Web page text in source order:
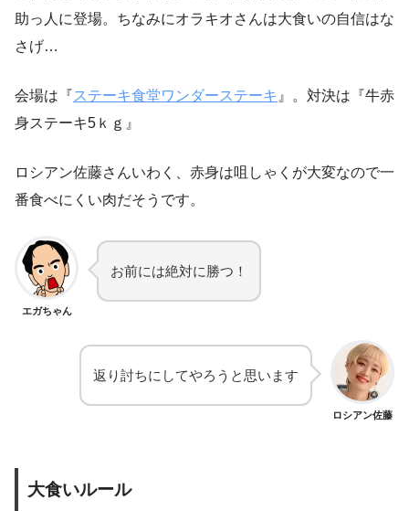
助っ人に登場。ちなみにオラキオさんは大食いの自信はな
さげ…
会場は『ステーキ食堂ワンダーステーキ 』。対決は『牛赤
身ステーキ5ｋｇ』
ロシアン佐藤さんいわく、赤身は咀しゃくが大変なので一
番食べにくい肉だそうです。
エガちゃん
お前には絶対に勝つ！
ロシアン佐藤
返り討ちにしてやろうと思います
大食いルール